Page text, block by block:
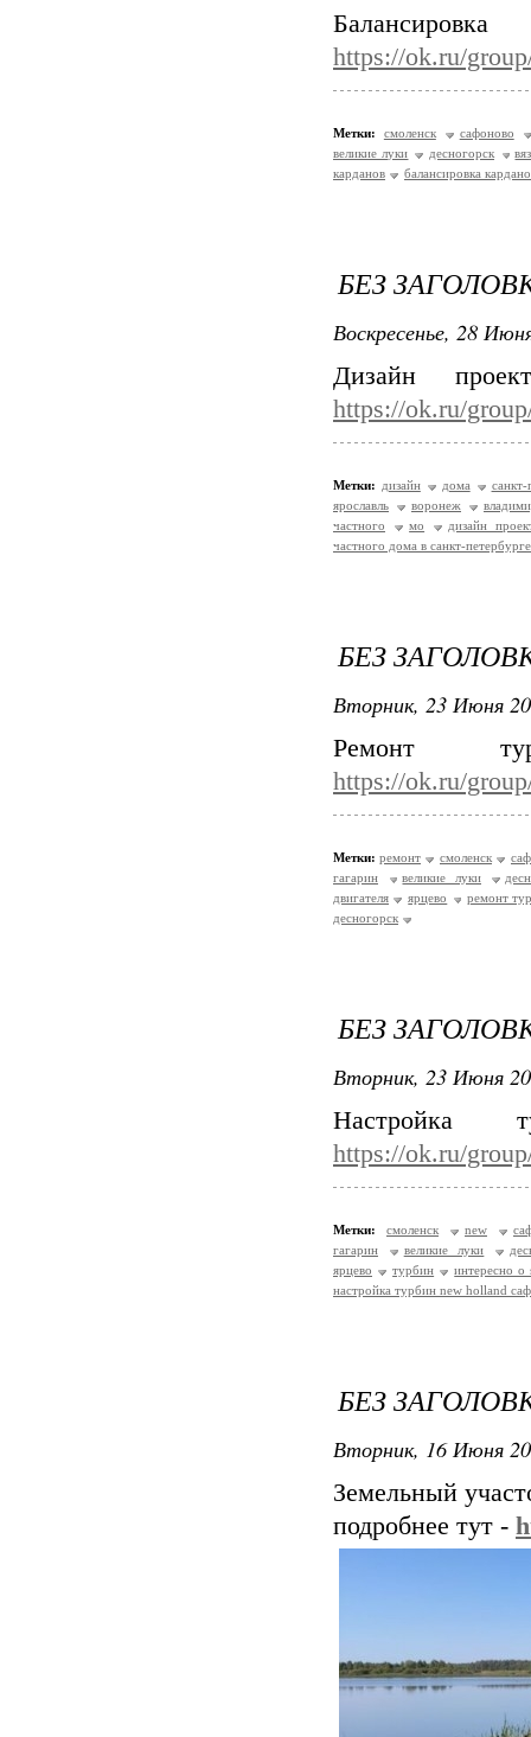
https://ok.ru/
Метки: смоленск
сафоново
великие луки
десногорск
карданов
балансировка
БЕЗ
Воскресенье, 28
Дизайн
https://ok.ru/
Метки: дизайн дома
санкт-
ярославль
воронеж
частного
мо
дизайн
частного дома в санкт-петербурге
БЕЗ
Вторник, 23 Июня
Ремонт
https://ok.ru/
Метки: ремонт смоленск
гагарин
великие луки
двигателя
ярцево
ремонт
десногорск
БЕЗ
Вторник, 23 Июня
https://ok.ru/
Метки: смоленск new
гагарин
великие луки
ярцево
турбин
интересно о
настройка турбин new holland
БЕЗ
Вторник, 16 Июня
Земельный
подробнее тут -